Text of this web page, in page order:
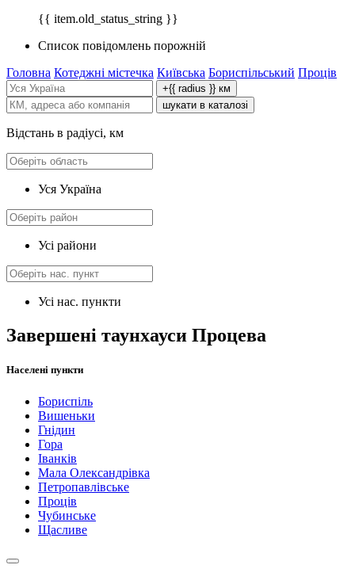
{{ item.old_status_string }}
Список повідомлень порожній
Головна Котеджні містечка Київська Бориспільський Проців
+{{ radius }} км
шукати в каталозі
Відстань в радіусі, км
Уся Україна
Усі райони
Усі нас. пункти
Завершені таунхауси Процева
Населені пункти
Бориспіль
Вишеньки
Гнідин
Гора
Іванків
Мала Олександрівка
Петропавлівське
Проців
Чубинське
Щасливе